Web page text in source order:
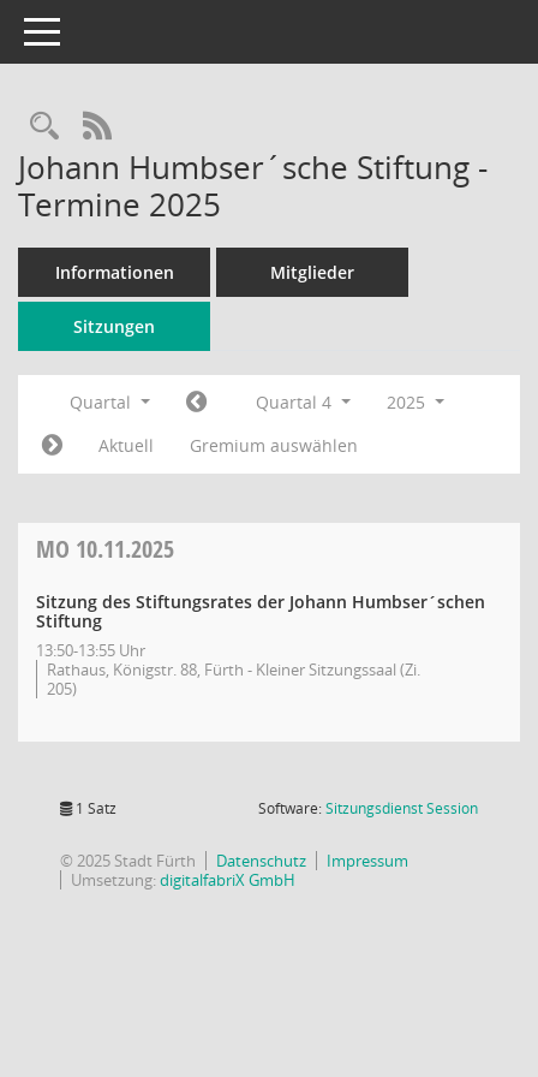
Toggle navigation
Rechercheauswahl
RSS-Feed
Johann Humbser´sche Stiftung -
Termine 2025
Informationen Mitglieder
Sitzungen
Quartal Quartal 4
2025
Aktuell
Gremium auswählen
MO 10.11.2025
Sitzung des Stiftungsrates der Johann Humbser´schen
Stiftung
13:50-13:55 Uhr
Rathaus, Königstr. 88, Fürth - Kleiner Sitzungssaal (Zi.
205)
1 Satz Software:SitzungsdienstSession(Wird in
© 2025 Stadt Fürth Datenschutz
Impressum
Umsetzung:digitalfabriX GmbH